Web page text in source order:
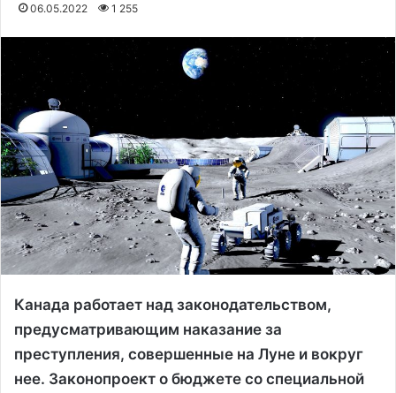
06.05.2022 1 255
Канада работает над законодательством,
предусматривающим наказание за
преступления, совершенные на Луне и вокруг
нее. Законопроект о бюджете со специальной